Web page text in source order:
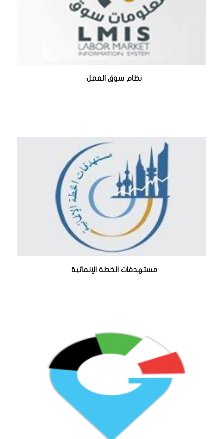
نظام سوق العمل
مستهدفات الخطة الإنمائية